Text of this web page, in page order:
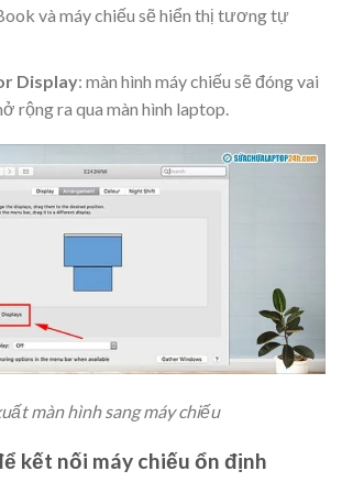
và máy chiếu sẽ hiển thị tương tự
Display: màn hình máy chiếu sẽ đóng vai
rộng ra qua màn hình laptop.
màn hình sang máy chiếu
kết nối máy chiếu ổn định